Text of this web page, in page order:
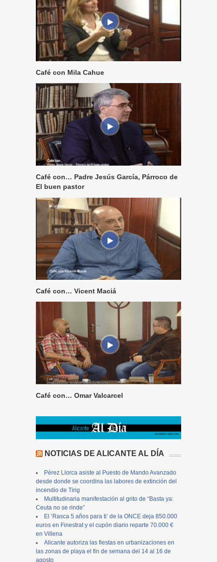
Café con Mila Cahue
Café con… Padre Jesús García, Párroco de
El buen pastor
Café con… Vicent Maciá
Café con… Omar Valcarcel
NOTICIAS DE ALICANTE AL DÍA
Pérez Llorca asiste al Puesto de Mando Avanzado
desde donde se coordina las labores de extinción del
incendio de Tirig
Multitudinaria manifestación al grito de “Basta ya:
Ceuta no se rinde”
El ‘Rasca 5 años para ti’ de la ONCE deja 850.000
euros en Finestrat y el cupón diario reparte 70.000 €
en Villena
Alicante autoriza las fiestas en urbanizaciones en
las zonas de playa el fin de semana del 14 al 16 de
agosto